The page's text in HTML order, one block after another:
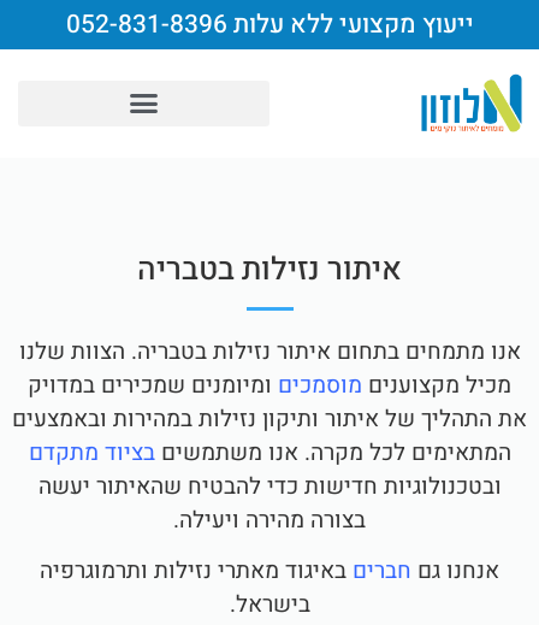
ייעוץ מקצועי ללא עלות 052-831-8396
איתור נזילות בטבריה
אנו מתמחים בתחום איתור נזילות בטבריה. הצוות שלנו
מכיל מקצוענים מוסמכים ומיומנים שמכירים במדויק
את התהליך של איתור ותיקון נזילות במהירות ובאמצעים
המתאימים לכל מקרה. אנו משתמשיםבציוד מתקדם
ובטכנולוגיות חדישות כדי להבטיח שהאיתור יעשה
בצורה מהירה ויעילה.
אנחנו גם חברים באיגוד מאתרי נזילות ותרמוגרפיה
בישראל.